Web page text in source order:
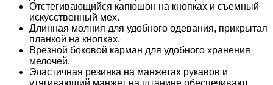
Отстегивающийся капюшон на кнопках и съемный
искусственный мех.
Длинная молния для удобного одевания, прикрытая
планкой на кнопках.
Врезной боковой карман для удобного хранения
мелочей.
Эластичная резинка на манжетах рукавов и
утягивающий манжет на штанине обеспечивают